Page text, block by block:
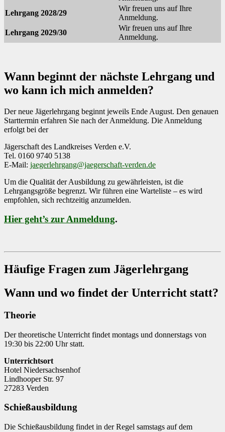
Lehrgang 2028/29
Wir freuen uns auf Ihre
Anmeldung.
Lehrgang 2029/30
Wir freuen uns auf Ihre
Anmeldung.
Wann beginnt der nächste Lehrgang und
wo kann ich mich anmelden?
Der neue Jägerlehrgang beginnt jeweils Ende August. Den genauen
Starttermin erfahren Sie nach der Anmeldung. Die Anmeldung
erfolgt bei der
Jägerschaft des Landkreises Verden e.V.
Tel. 0160 9740 5138
E-Mail: jaegerlehrgang@jaegerschaft-verden.de
Um die Qualität der Ausbildung zu gewährleisten, ist die
Lehrgangsgröße begrenzt. Wir führen eine Warteliste – es wird
empfohlen, sich rechtzeitig anzumelden.
Hier geht’s zur Anmeldung.
Häufige Fragen zum Jägerlehrgang
Wann und wo findet der Unterricht statt?
Theorie
Der theoretische Unterricht findet montags und donnerstags von
19:30 bis 22:00 Uhr statt.
Unterrichtsort
Hotel Niedersachsenhof
Lindhooper Str. 97
27283 Verden
Schießausbildung
Die Schießausbildung findet in der Regel samstags auf dem